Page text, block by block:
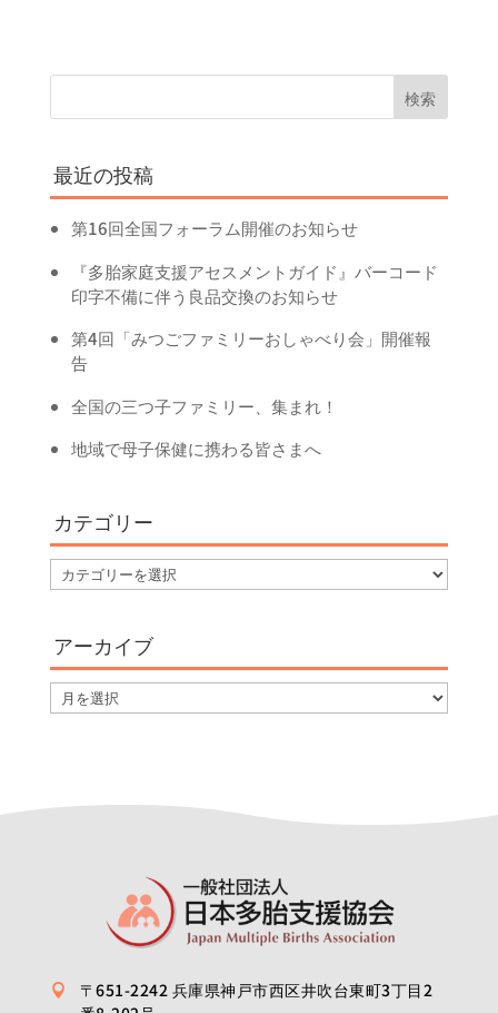
最近の投稿
第16回全国フォーラム開催のお知らせ
『多胎家庭支援アセスメントガイド』バーコード
印字不備に伴う良品交換のお知らせ
第4回「みつごファミリーおしゃべり会」開催報
告
全国の三つ子ファミリー、集まれ！
地域で母子保健に携わる皆さまへ
カテゴリー
カ
テ
リ
ー
アーカイブ
ア
ー

〒651-2242 兵庫県神戸市西区井吹台東町3丁目2